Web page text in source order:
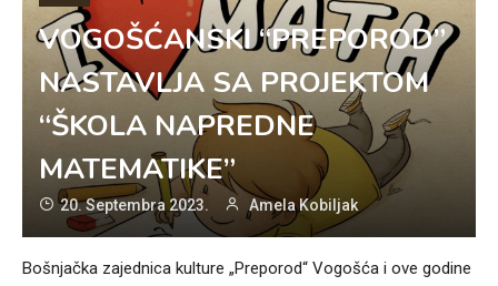
VOGOŠĆANSKI “PREPOROD”
NASTAVLJA SA PROJEKTOM
“ŠKOLA NAPREDNE
MATEMATIKE”
20. Septembra 2023. Amela Kobiljak
Bošnjačka zajednica kulture „Preporod“ Vogošća i ove godine